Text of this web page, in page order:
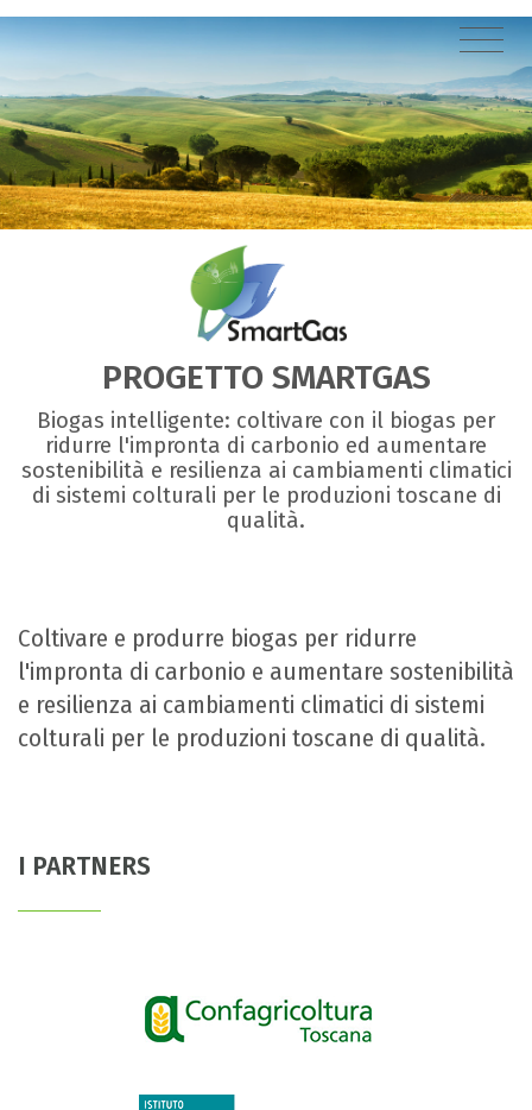
PROGETTO SMARTGAS
Biogas intelligente: coltivare con il biogas per
ridurre l'impronta di carbonio ed aumentare
sostenibilità e resilienza ai cambiamenti climatici
di sistemi colturali per le produzioni toscane di
qualità.
Coltivare e produrre biogas per ridurre
l'impronta di carbonio e aumentare sostenibilità
e resilienza ai cambiamenti climatici di sistemi
colturali per le produzioni toscane di qualità.
I PARTNERS